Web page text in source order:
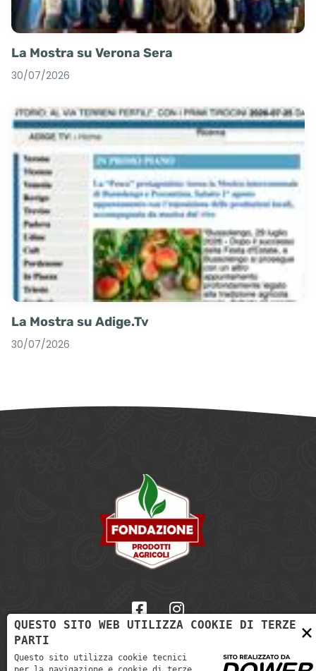
La Mostra su Verona Sera
30/07/2026
La Mostra su Adige.Tv
30/07/2026
Informativa sulla Privacy
Cookie policy
×
QUESTO SITO WEB UTILIZZA COOKIE DI TERZE
PARTI
Questo sito utilizza cookie tecnici